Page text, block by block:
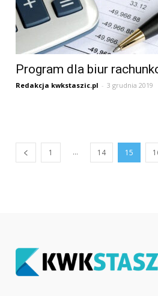
Program dla biur
Redakcja kwkstaszic.pl - 3 grudnia 2019
1 ... 14 15